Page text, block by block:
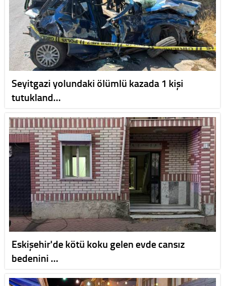
Seyitgazi yolundaki ölümlü kazada 1 kişi
tutukland…
Eskişehir'de kötü koku gelen evde cansız
bedenini …